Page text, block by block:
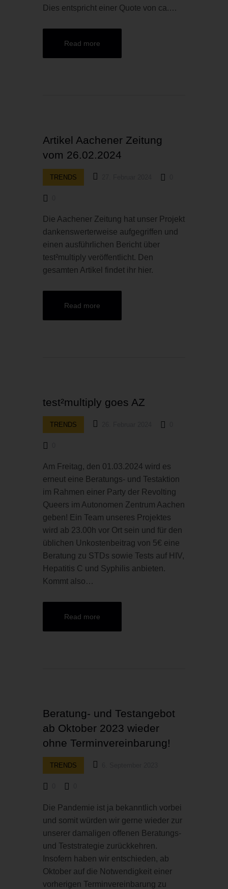
Dies entspricht einer Quote von ca.…
Read more
Artikel Aachener Zeitung
vom 26.02.2024
TRENDS
Die Aachener Zeitung hat unser Projekt
dankenswerterweise aufgegriffen und
einen ausführlichen Bericht über
test²multiply veröffentlicht. Den
gesamten Artikel findet ihr hier.
Read more
test²multiply goes AZ
TRENDS
Am Freitag, den 01.03.2024 wird es
erneut eine Beratungs- und Testaktion
im Rahmen einer Party der Revolting
Queers im Autonomen Zentrum Aachen
geben! Ein Team unseres Projektes
wird ab 23.00h vor Ort sein und für den
üblichen Unkostenbeitrag von 5€ eine
Beratung zu STDs sowie Tests auf HIV,
Hepatitis C und Syphilis anbieten.
Kommt also…
Read more
Beratung- und Testangebot
ab Oktober 2023 wieder
ohne Terminvereinbarung!
TRENDS
Die Pandemie ist ja bekanntlich vorbei
und somit würden wir gerne wieder zur
unserer damaligen offenen Beratungs-
und Teststrategie zurückkehren.
Insofern haben wir entschieden, ab
Oktober auf die Notwendigkeit einer
vorherigen Terminvereinbarung zu